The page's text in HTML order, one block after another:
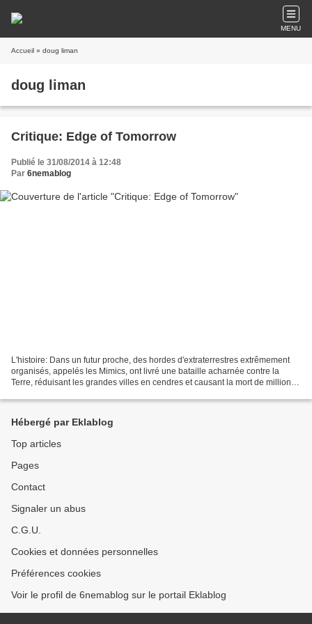
MENU
Accueil » doug liman
doug liman
Critique: Edge of Tomorrow
Publié le 31/08/2014 à 12:48
Par 6nemablog
L'histoire: Dans un futur proche, des hordes d'extraterrestres extrêmement
organisés, appelés les Mimics, ont livré une bataille acharnée contre la
Terre, réduisant les grandes villes en cendres et causant la mort de millions
Hébergé par Eklablog
Top articles
Pages
Contact
Signaler un abus
C.G.U.
Cookies et données personnelles
Préférences cookies
Voir le profil de 6nemablog sur le portail Eklablog